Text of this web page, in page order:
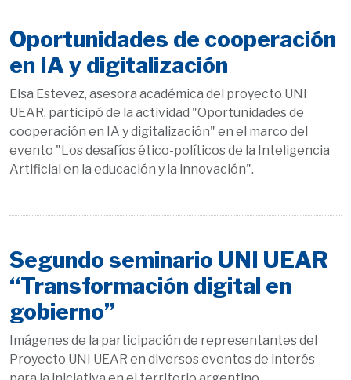
Oportunidades de cooperación
en IA y digitalización
Elsa Estevez, asesora académica del proyecto UNI
UEAR, participó de la actividad "Oportunidades de
cooperación en IA y digitalización" en el marco del
evento "Los desafíos ético-políticos de la Inteligencia
Artificial en la educación y la innovación".
Segundo seminario UNI UEAR
“Transformación digital en
gobierno”
Imágenes de la participación de representantes del
Proyecto UNI UEAR en diversos eventos de interés